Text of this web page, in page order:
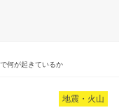
何が起きているか
地震・火山